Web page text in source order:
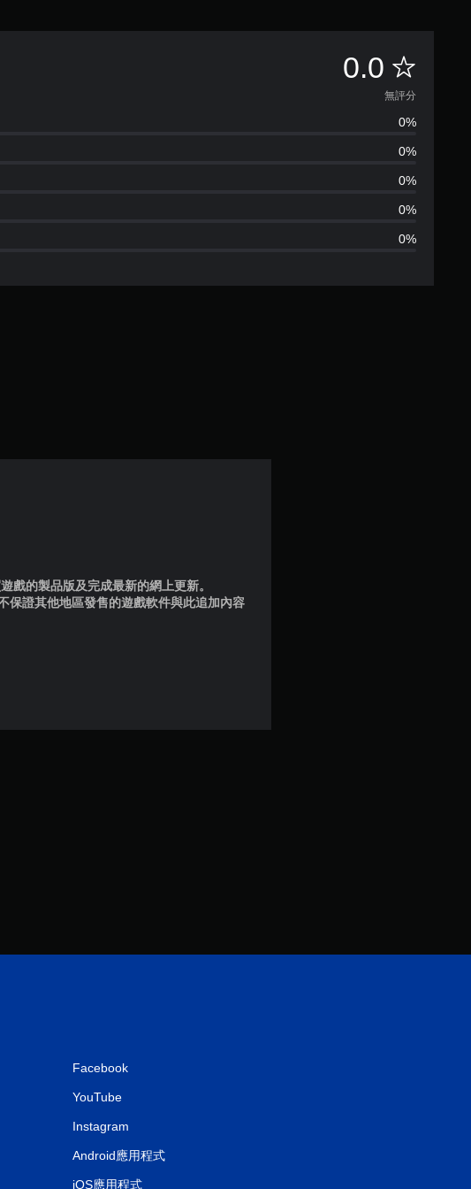
0.0 無
評
分
無評分
0%
0%
0%
0%
0%
的製品版及完成最新的網上更新。
保證其他地區發售的遊戲軟件與此追加內容
Facebook
YouTube
Instagram
Android應用程式
iOS應用程式